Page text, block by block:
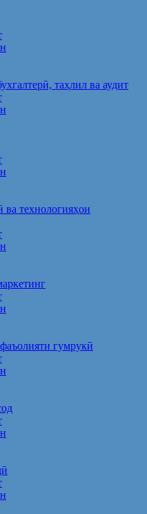
таҳлил ва аудит
ва технологияҳои
гумрукӣ